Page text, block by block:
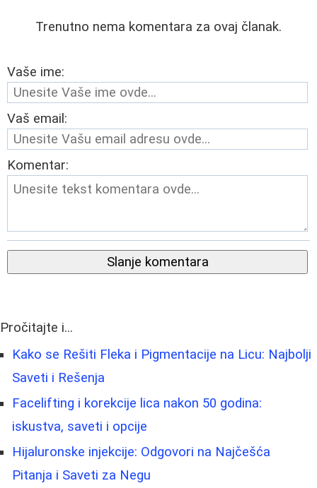
Trenutno nema komentara za ovaj članak.
Vaše ime:
Vaš email:
Komentar:
Slanje komentara
Pročitajte i...
Kako se Rešiti Fleka i Pigmentacije na Licu: Najbolji
Saveti i Rešenja
Facelifting i korekcije lica nakon 50 godina:
iskustva, saveti i opcije
Hijaluronske injekcije: Odgovori na Najčešća
Pitanja i Saveti za Negu